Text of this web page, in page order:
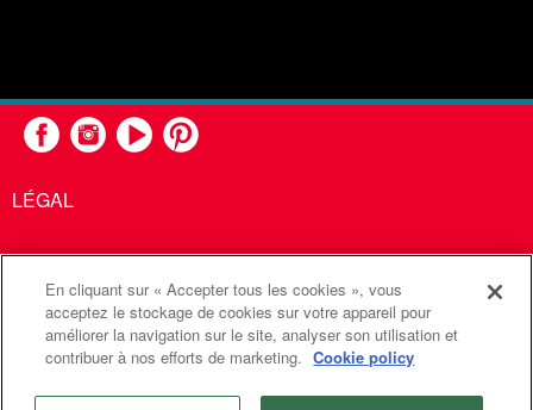
LÉGAL
United Methodist Communications est une agence de l'Église
Méthodiste Unie
Communications Méthodistes Unies. Tous droits
réservés
En cliquant sur « Accepter tous les cookies », vous
acceptez le stockage de cookies sur votre appareil pour
améliorer la navigation sur le site, analyser son utilisation et
contribuer à nos efforts de marketing. Cookie policy